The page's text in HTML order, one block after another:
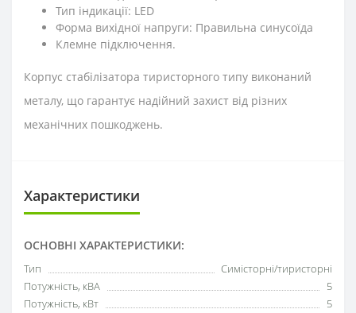
Тип індикації: LED
Форма вихідної напруги: Правильна синусоїда
Клемне підключення.
Корпус стабілізатора тиристорного типу виконаний
металу, що гарантує надійний захист від різних
механічних пошкоджень.
Характеристики
ОСНОВНІ ХАРАКТЕРИСТИКИ:
Тип
Симісторні/тиристорні
Потужність, кВА
5
Потужність, кВт
5